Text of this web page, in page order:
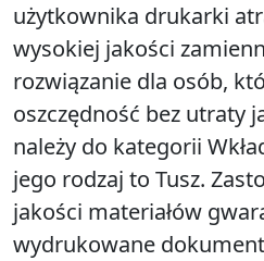
użytkownika drukarki
wysokiej jakości
rozwiązanie dla osób,
oszczędność bez utraty
należy do kategorii
jego rodzaj to Tusz.
jakości materiałów
wydrukowane